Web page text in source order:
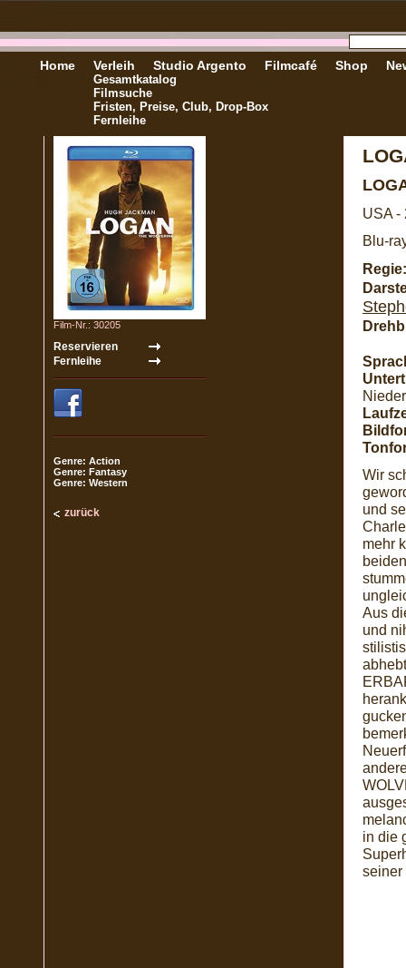
Home Verleih
Gesamtkatalog
Filmsuche
Fristen, Preise, Club, Drop-Box
Fernleihe
Studio Argento Filmcafé Shop
Film-Nr.: 30205
Genre: Action
Genre: Fantasy
Genre: Western
zurück
USA -
Blu-
Regie:
Wir
und
mehr
Aus
und
in die
seiner